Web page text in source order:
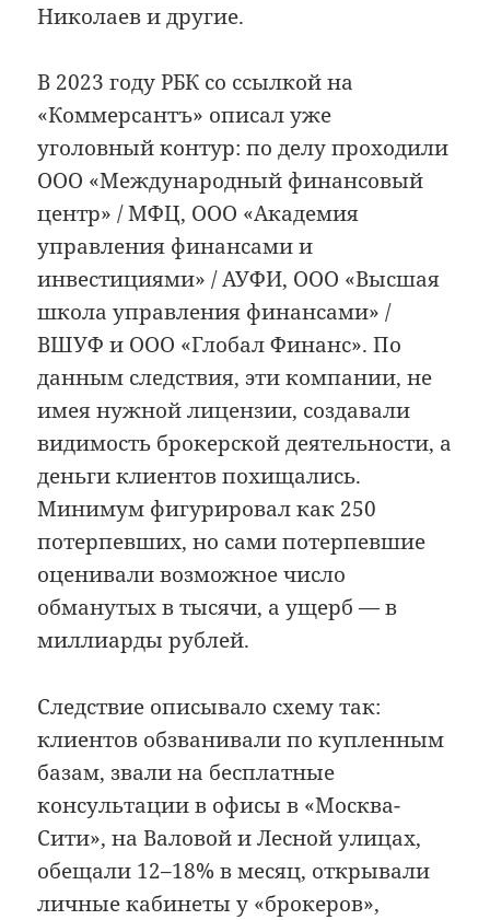
Николаев и другие.
В 2023 году РБК со ссылкой на
«Коммерсантъ» описал уже
уголовный контур: по делу проходили
ООО «Международный финансовый
центр» / МФЦ, ООО «Академия
управления финансами и
инвестициями» / АУФИ, ООО «Высшая
школа управления финансами» /
ВШУФ и ООО «Глобал Финанс». По
данным следствия, эти компании, не
имея нужной лицензии, создавали
видимость брокерской деятельности, а
деньги клиентов похищались.
Минимум фигурировал как 250
потерпевших, но сами потерпевшие
оценивали возможное число
обманутых в тысячи, а ущерб — в
миллиарды рублей.
Следствие описывало схему так:
клиентов обзванивали по купленным
базам, звали на бесплатные
консультации в офисы в «Москва-
Сити», на Валовой и Лесной улицах,
обещали 12–18% в месяц, открывали
личные кабинеты у «брокеров»,